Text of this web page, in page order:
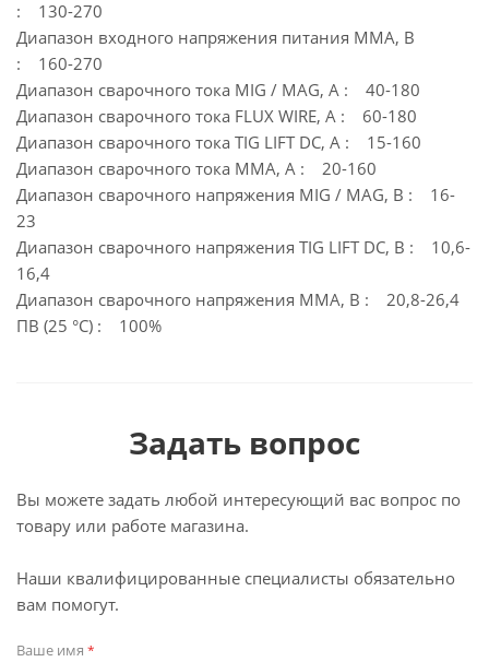
: 130-270
Диапазон входного напряжения питания MMA, В
: 160-270
Диапазон сварочного тока MIG / MAG, А : 40-180
Диапазон сварочного тока FLUX WIRE, А : 60-180
Диапазон сварочного тока TIG LIFT DC, А : 15-160
Диапазон сварочного тока MMA, А : 20-160
Диапазон сварочного напряжения MIG / MAG, В : 16-
23
Диапазон сварочного напряжения TIG LIFT DC, В : 10,6-
16,4
Диапазон сварочного напряжения MMA, В : 20,8-26,4
ПВ (25 °C) : 100%
Задать вопрос
Вы можете задать любой интересующий вас вопрос по
товару или работе магазина.
Наши квалифицированные специалисты обязательно
вам помогут.
Ваше имя *